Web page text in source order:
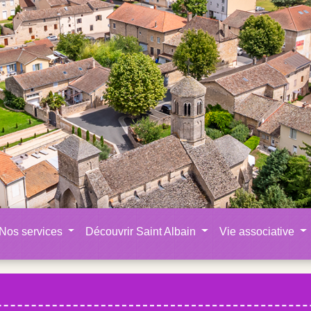
Nos services Découvrir Saint Albain Vie associative